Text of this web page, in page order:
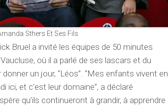
Sthers Et Ses Fils
Bruel a invité les équipes de 50 minutes
où il a parlé de ses lascars et du
un jour, “Léos”. “Mes enfants vivent en
ici, et c’est leur domaine”, a déclaré
qu’ils continueront à grandir, à apprendre